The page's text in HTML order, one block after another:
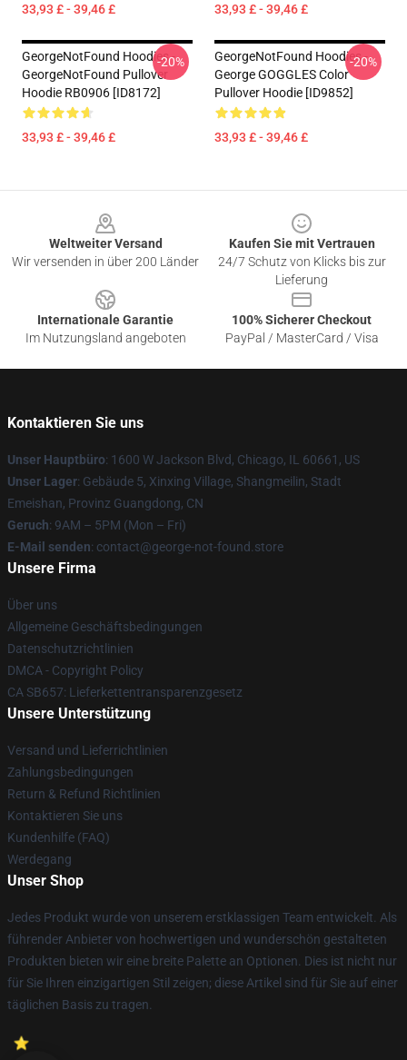
33,93 £ - 39,46 £ 33,93 £ - 39,46 £
GeorgeNotFound Hoodies -
GeorgeNotFound Pullover
Hoodie RB0906 [ID8172]
33,93 £ - 39,46 £
-20%
GeorgeNotFound Hoodies -
George GOGGLES Color
Pullover Hoodie [ID9852]
33,93 £ - 39,46 £
-20%
Weltweiter Versand
Wir versenden in über 200 Länder
Kaufen Sie mit Vertrauen
24/7 Schutz von Klicks bis zur
Lieferung
Internationale Garantie
Im Nutzungsland angeboten
100% Sicherer Checkout
PayPal / MasterCard / Visa
Kontaktieren Sie uns
Unser Hauptbüro: 1600 W Jackson Blvd, Chicago, IL 60661, US
Unser Lager: Gebäude 5, Xinxing Village, Shangmeilin, Stadt
Emeishan, Provinz Guangdong, CN
Geruch: 9AM – 5PM (Mon – Fri)
E-Mail senden: contact@george-not-found.store
Unsere Firma
Über uns
Allgemeine Geschäftsbedingungen
Datenschutzrichtlinien
DMCA - Copyright Policy
CA SB657: Lieferkettentransparenzgesetz
Unsere Unterstützung
Versand und Lieferrichtlinien
Zahlungsbedingungen
Return & Refund Richtlinien
Kontaktieren Sie uns
Kundenhilfe (FAQ)
Werdegang
Unser Shop
Jedes Produkt wurde von unserem erstklassigen Team entwickelt. Als
führender Anbieter von hochwertigen und wunderschön gestalteten
Produkten bieten wir eine breite Palette an Optionen. Dies ist nicht nur
für Sie Ihren einzigartigen Stil zeigen; diese Artikel sind für Sie auf einer
täglichen Basis zu tragen.